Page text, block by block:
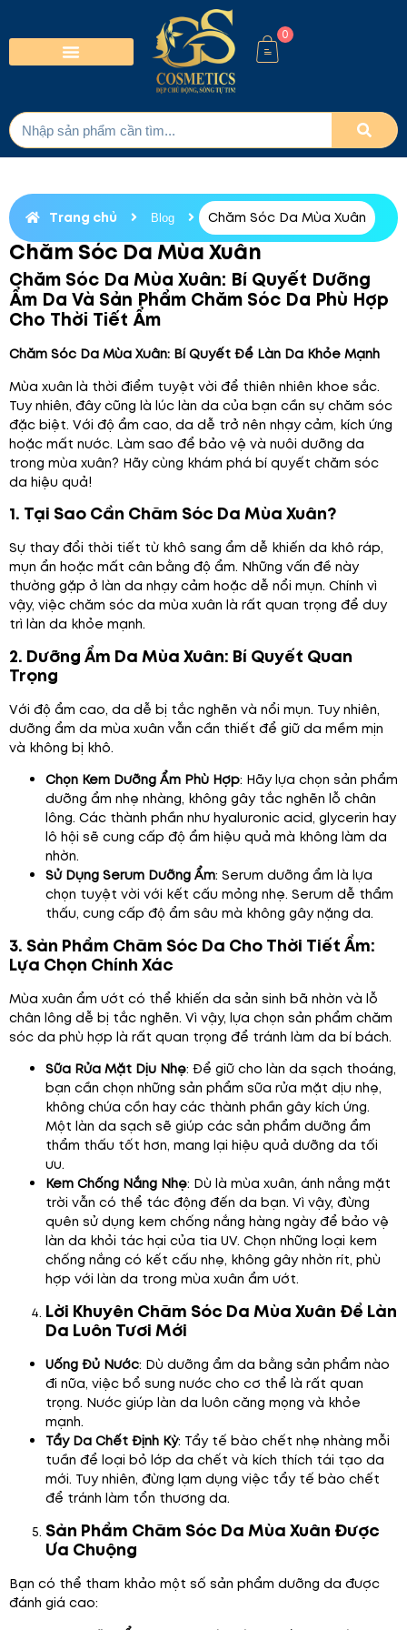
0
Trang chủ Blog Chăm Sóc Da Mùa Xuân
Chăm Sóc Da Mùa Xuân
Chăm Sóc Da Mùa Xuân: Bí Quyết Dưỡng
Ẩm Da Và Sản Phẩm Chăm Sóc Da Phù Hợp
Cho Thời Tiết Ẩm
Chăm Sóc Da Mùa Xuân: Bí Quyết Để Làn Da Khỏe Mạnh
Mùa xuân là thời điểm tuyệt vời để thiên nhiên khoe sắc.
Tuy nhiên, đây cũng là lúc làn da của bạn cần sự chăm sóc
đặc biệt. Với độ ẩm cao, da dễ trở nên nhạy cảm, kích ứng
hoặc mất nước. Làm sao để bảo vệ và nuôi dưỡng da
trong mùa xuân? Hãy cùng khám phá bí quyết chăm sóc
da hiệu quả!
1. Tại Sao Cần Chăm Sóc Da Mùa Xuân?
Sự thay đổi thời tiết từ khô sang ẩm dễ khiến da khô ráp,
mụn ẩn hoặc mất cân bằng độ ẩm. Những vấn đề này
thường gặp ở làn da nhạy cảm hoặc dễ nổi mụn. Chính vì
vậy, việc chăm sóc da mùa xuân là rất quan trọng để duy
trì làn da khỏe mạnh.
2. Dưỡng Ẩm Da Mùa Xuân: Bí Quyết Quan
Trọng
Với độ ẩm cao, da dễ bị tắc nghẽn và nổi mụn. Tuy nhiên,
dưỡng ẩm da mùa xuân vẫn cần thiết để giữ da mềm mịn
và không bị khô.
Chọn Kem Dưỡng Ẩm Phù Hợp: Hãy lựa chọn sản phẩm
dưỡng ẩm nhẹ nhàng, không gây tắc nghẽn lỗ chân
lông. Các thành phần như hyaluronic acid, glycerin hay
lô hội sẽ cung cấp độ ẩm hiệu quả mà không làm da
nhờn.
Sử Dụng Serum Dưỡng Ẩm: Serum dưỡng ẩm là lựa
chọn tuyệt vời với kết cấu mỏng nhẹ. Serum dễ thẩm
thấu, cung cấp độ ẩm sâu mà không gây nặng da.
3. Sản Phẩm Chăm Sóc Da Cho Thời Tiết Ẩm:
Lựa Chọn Chính Xác
Mùa xuân ẩm ướt có thể khiến da sản sinh bã nhờn và lỗ
chân lông dễ bị tắc nghẽn. Vì vậy, lựa chọn sản phẩm chăm
sóc da phù hợp là rất quan trọng để tránh làm da bí bách.
Sữa Rửa Mặt Dịu Nhẹ: Để giữ cho làn da sạch thoáng,
bạn cần chọn những sản phẩm sữa rửa mặt dịu nhẹ,
không chứa cồn hay các thành phần gây kích ứng.
Một làn da sạch sẽ giúp các sản phẩm dưỡng ẩm
thẩm thấu tốt hơn, mang lại hiệu quả dưỡng da tối
ưu.
Kem Chống Nắng Nhẹ: Dù là mùa xuân, ánh nắng mặt
trời vẫn có thể tác động đến da bạn. Vì vậy, đừng
quên sử dụng kem chống nắng hàng ngày để bảo vệ
làn da khỏi tác hại của tia UV. Chọn những loại kem
chống nắng có kết cấu nhẹ, không gây nhờn rít, phù
hợp với làn da trong mùa xuân ẩm ướt.
Lời Khuyên Chăm Sóc Da Mùa Xuân Để Làn
Da Luôn Tươi Mới
Uống Đủ Nước: Dù dưỡng ẩm da bằng sản phẩm nào
đi nữa, việc bổ sung nước cho cơ thể là rất quan
trọng. Nước giúp làn da luôn căng mọng và khỏe
mạnh.
Tẩy Da Chết Định Kỳ: Tẩy tế bào chết nhẹ nhàng mỗi
tuần để loại bỏ lớp da chết và kích thích tái tạo da
mới. Tuy nhiên, đừng lạm dụng việc tẩy tế bào chết
để tránh làm tổn thương da.
Sản Phẩm Chăm Sóc Da Mùa Xuân Được
Ưa Chuộng
Bạn có thể tham khảo một số sản phẩm dưỡng da được
đánh giá cao: